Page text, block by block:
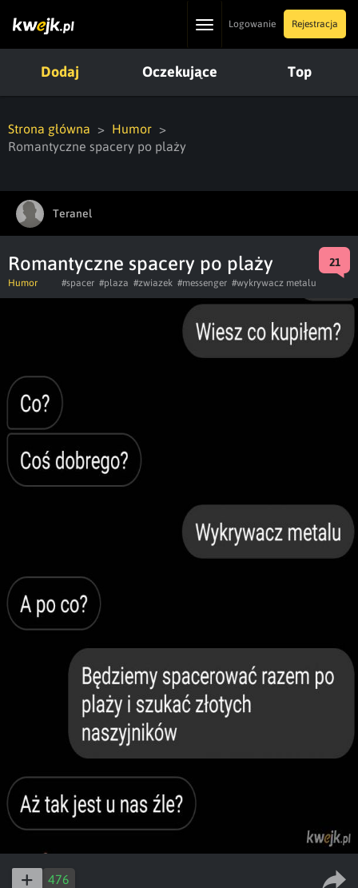
ToggleLogowanie Rejestracja
Dodaj Oczekujące Top
Strona główna
Humor
Romantyczne spacery po plaży
Teranel
Romantyczne spacery po plaży 21
Humor #spacer #plaza #zwiazek #messenger #wykrywacz metalu
476